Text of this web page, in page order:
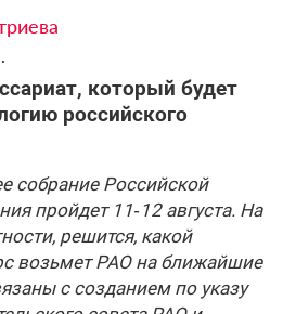
который будет
российского
собрание Российской
пройдет 11‑12 августа. На
решится, какой
возьмет РАО на ближайшие
с созданием по указу